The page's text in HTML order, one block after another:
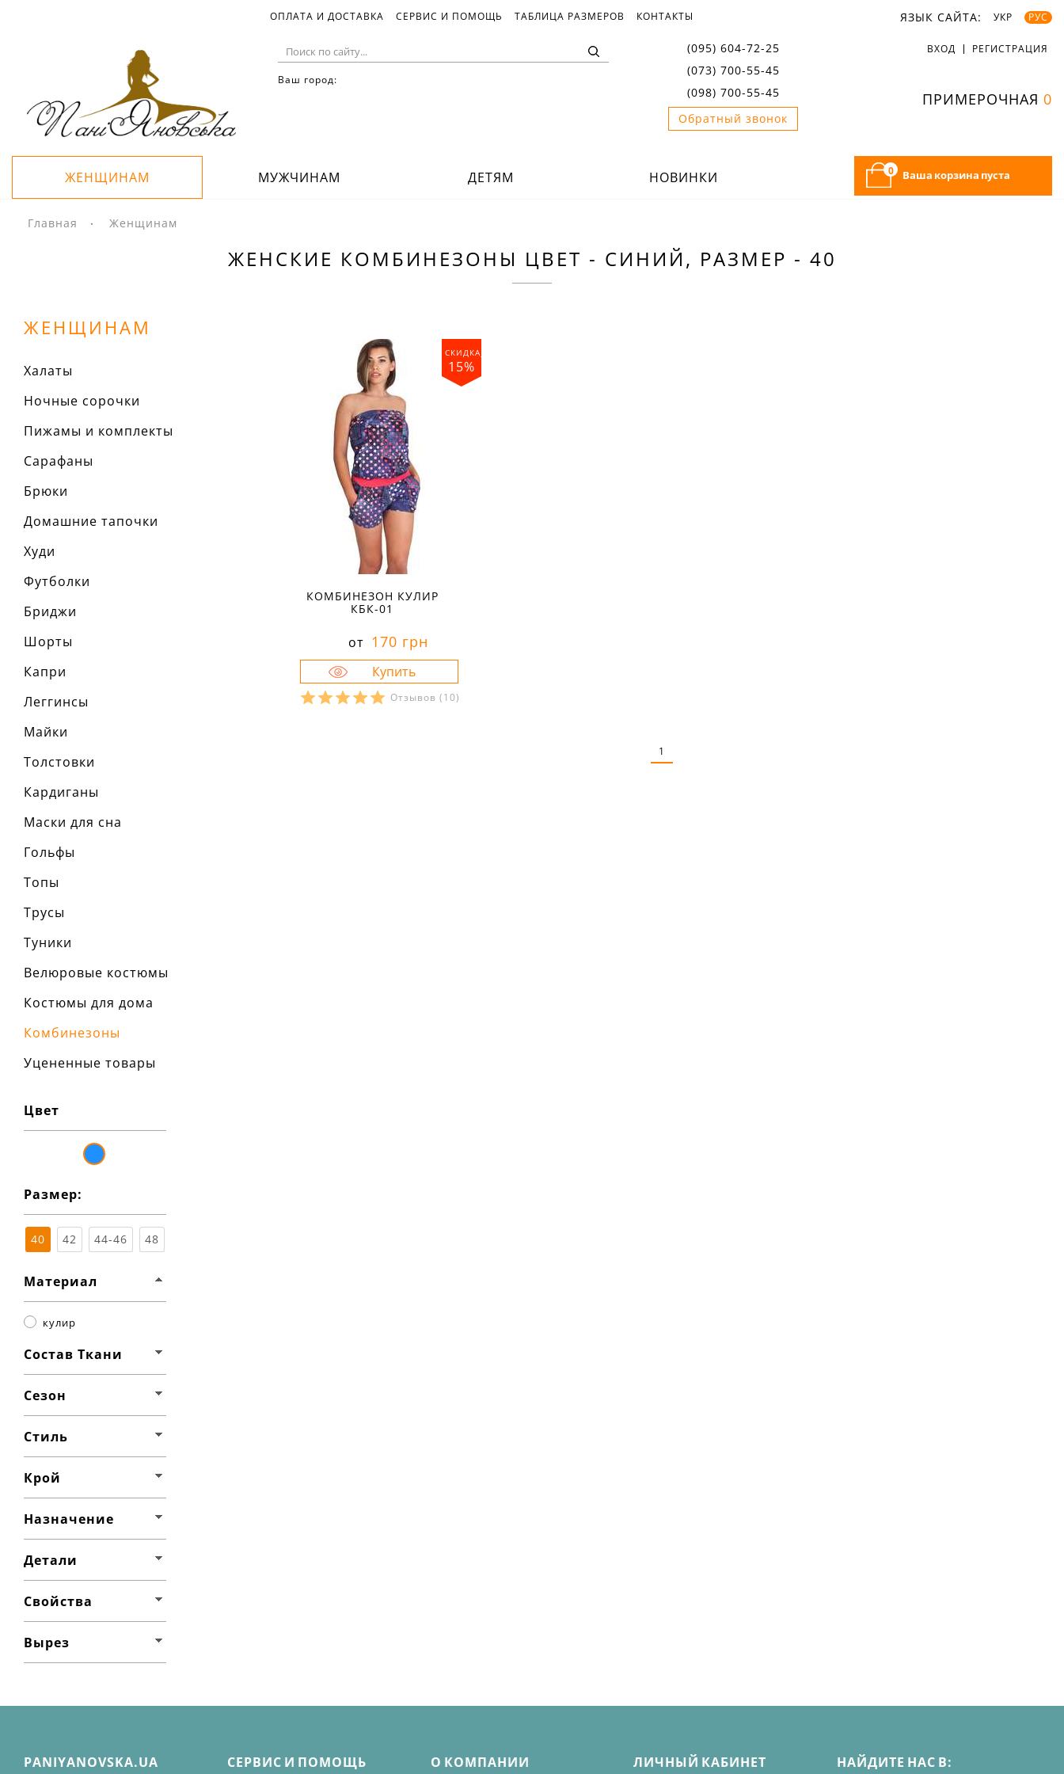
ОПЛАТА И ДОСТАВКА СЕРВИС И ПОМОЩЬ ТАБЛИЦА РАЗМЕРОВ КОНТАКТЫ ЯЗЫК САЙТА: УКР РУС
Ваш город:
(095) 604-72-25
(073) 700-55-45
(098) 700-55-45
Обратный звонок
ВХОД РЕГИСТРАЦИЯ
ПРИМЕРОЧНАЯ 0
0 Ваша корзина пуста
ЖЕНЩИНАМ МУЖЧИНАМ ДЕТЯМ НОВИНКИ
Главная Женщинам
ЖЕНСКИЕ КОМБИНЕЗОНЫ ЦВЕТ - СИНИЙ, РАЗМЕР - 40
ЖЕНЩИНАМ
Халаты
Ночные сорочки
Пижамы и комплекты
Сарафаны
Брюки
Домашние тапочки
Худи
Футболки
Бриджи
Шорты
Капри
Леггинсы
Майки
Толстовки
Кардиганы
Маски для сна
Гольфы
Топы
Трусы
Туники
Велюровые костюмы
Костюмы для дома
Комбинезоны
Уцененные товары
Цвет
Размер:
40 42 44-46 48
Материал
кулир
Состав Ткани
Сезон
Стиль
Крой
Назначение
Детали
Свойства
Вырез
СКИДКА_
15%
КОМБИНЕЗОН КУЛИР
КБК-01
от 170 грн
Отзывов (10)
1
PANIYANOVSKA.UA СЕРВИС И ПОМОЩЬ О КОМПАНИИ ЛИЧНЫЙ КАБИНЕТ НАЙДИТЕ НАС В: